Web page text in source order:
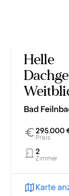
Helle
Bad
Preis
295.000
Zimmer
2
Karte